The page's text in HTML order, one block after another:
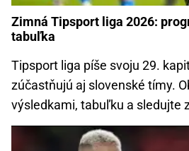
Zimná Tipsport liga 2026:
tabuľka
Tipsport liga píše svoju 29.
zúčastňujú aj slovenské tímy.
výsledkami, tabuľku a sledujte